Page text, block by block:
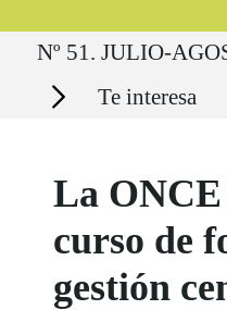
Ruta del sitio
Nº 51. JULIO-
Secciones Te interesa
La ONCE
curso de
gestión